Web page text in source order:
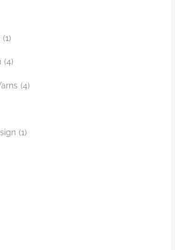
(1)
(4)
(4)
(1)